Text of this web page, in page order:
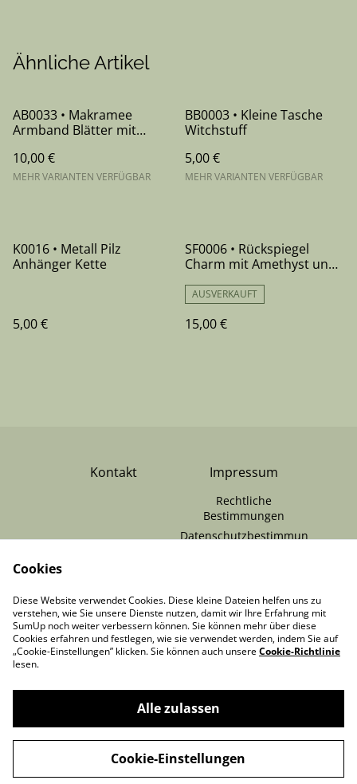
Ähnliche Artikel
AB0033 • Makramee
Armband Blätter mit
10,00 €
MEHR VARIANTEN VERFÜGBAR
BB0003 • Kleine Tasche
Witchstuff
5,00 €
MEHR VARIANTEN VERFÜGBAR
K0016 • Metall Pilz
Anhänger Kette
5,00 €
SF0006 • Rückspiegel
Charm mit Amethyst und
AUSVERKAUFT
15,00 €
Kontakt Impressum
Rechtliche
Bestimmungen
Datenschutzbestimmun
VERTRAG
WIDERRUFEN
©2026MooonDesigns
powered by
Cookies
Diese Website verwendet Cookies. Diese kleine Dateien helfen uns zu
verstehen, wie Sie unsere Dienste nutzen, damit wir Ihre Erfahrung mit
SumUp noch weiter verbessern können. Sie können mehr über diese
Cookies erfahren und festlegen, wie sie verwendet werden, indem Sie auf
„Cookie-Einstellungen” klicken. Sie können auch unsereCookie-Richtlinie
lesen.
Alle zulassen
Cookie-Einstellungen